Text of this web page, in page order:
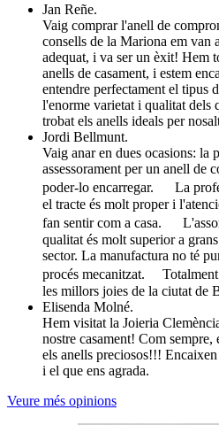
Jan Reñe.
Vaig comprar l'anell de
consells de la Mariona em van
adequat, i va ser un èxit! Hem
anells de casament, i estem
entendre perfectament el tipus
l'enorme varietat i qualitat dels
trobat els anells ideals per
Jordi Bellmunt.
Vaig anar en dues ocasions: la
assessorament per un anell de
poder-lo encarregar. La
el tracte és molt proper i
fan sentir com a casa.
qualitat és molt superior a
sector. La manufactura no té
procés mecanitzat. Totalment
les millors joies de la ciutat de
Elisenda Molné.
Hem visitat la Joieria
nostre casament! Com sempre,
els anells preciosos!!!
i el que ens agrada.
Veure més opinions